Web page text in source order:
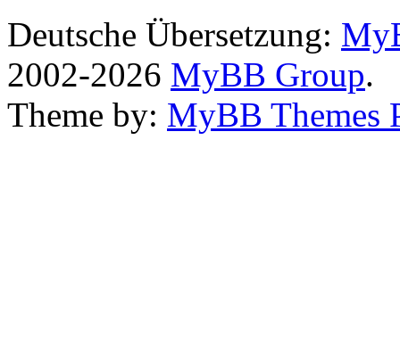
Deutsche Übersetzung:
2002-2026 MyBB Group.
Theme by: MyBB Themes